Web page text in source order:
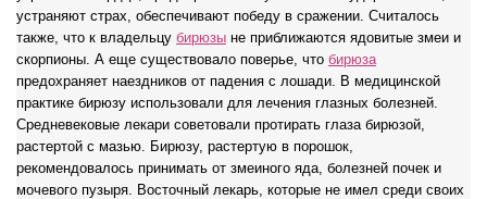
устраняют страх, обеспечивают победу в сражении. Считалось
также, что к владельцу бирюзы не приближаются ядовитые змеи и
скорпионы. А еще существовало поверье, что бирюза
предохраняет наездников от падения с лошади. В медицинской
практике бирюзу использовали для лечения глазных болезней.
Средневековые лекари советовали протирать глаза бирюзой,
растертой с мазью. Бирюзу, растертую в порошок,
рекомендовалось принимать от змеиного яда, болезней почек и
мочевого пузыря. Восточный лекарь, которые не имел среди своих